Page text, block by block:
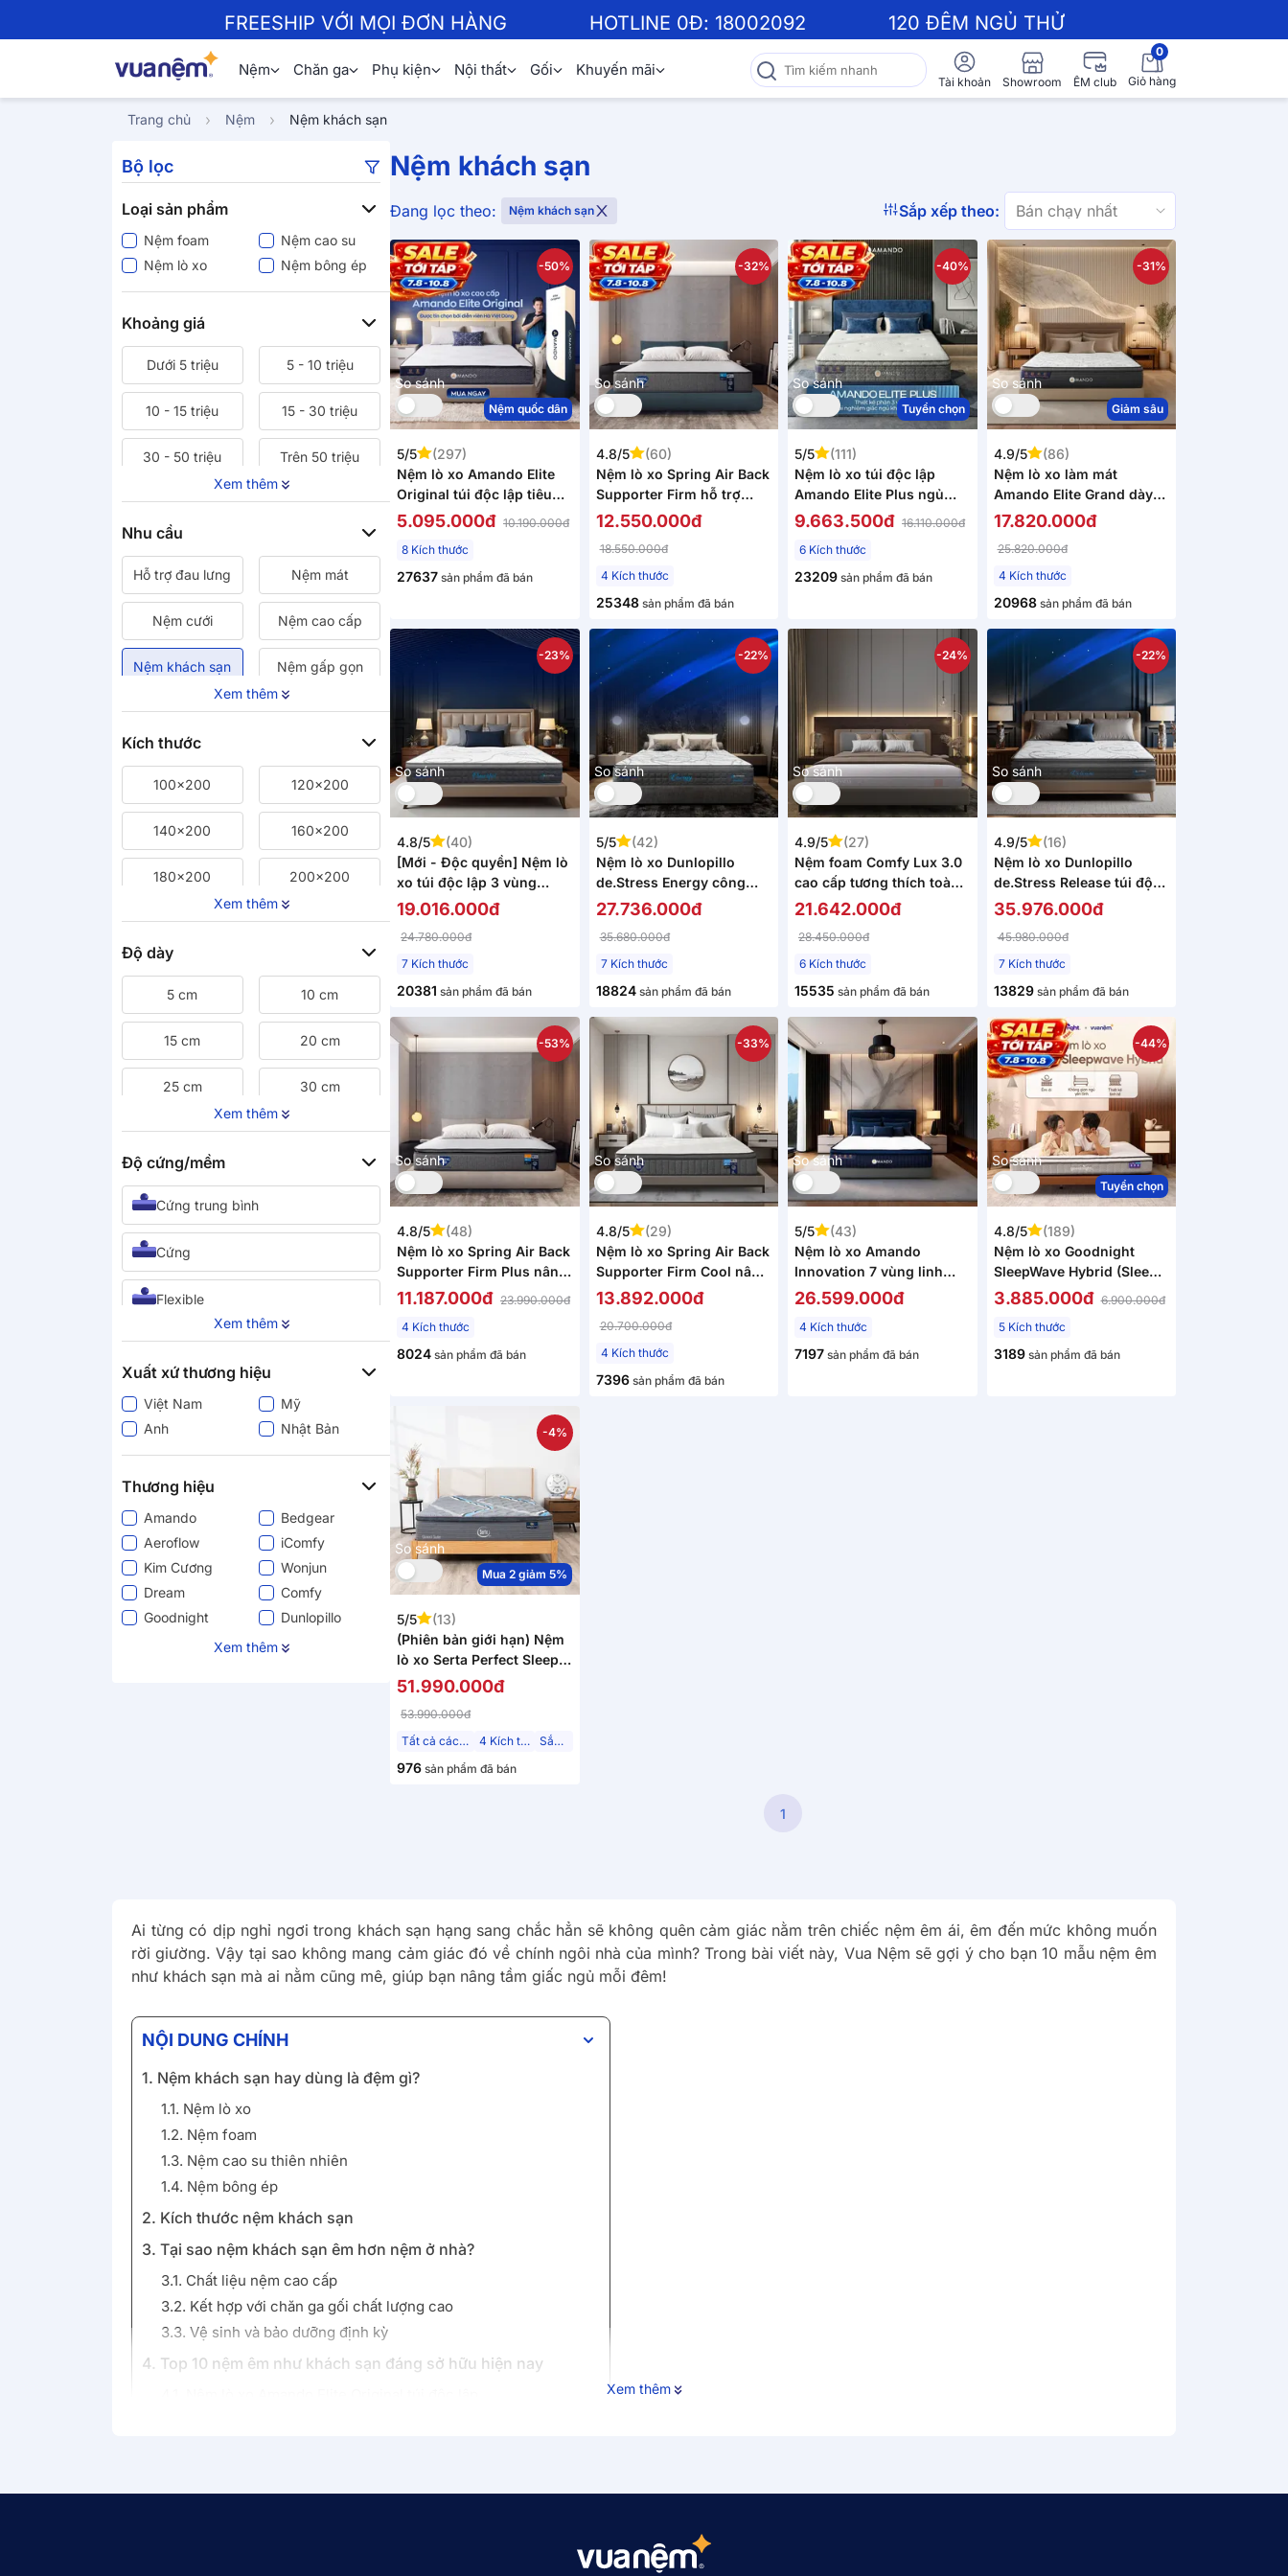
FREESHIP VỚI MỌI ĐƠN HÀNG HOTLINE 0Đ: 18002092 120 ĐÊM NGỦ THỬ
Nệm Chăn ga Phụ kiện Nội thất Gối Khuyến mãi
Tài khoản Showroom ÊM club
0
Giỏ hàng
Trang chủ Nệm Nệm khách sạn
Bộ lọc
Loại sản phẩm
Nệm foam
Nệm cao su
Nệm lò xo
Nệm bông ép
Khoảng giá
Dưới 5 triệu 5 - 10 triệu
10 - 15 triệu 15 - 30 triệu
30 - 50 triệu
Trên 50 triệu
Xem thêm
Nhu cầu
Hỗ trợ đau lưng Nệm mát
Nệm cưới Nệm cao cấp
Nệm khách sạn
Nệm gấp gọn
Xem thêm
Kích thước
100x200 120x200
140x200 160x200
180x200 200x200
220x200
Xem thêm
Độ dày
5 cm 10 cm
15 cm 20 cm
25 cm 30 cm
35 cm Khác
Xem thêm
Độ cứng/mềm
Cứng trung bình
Cứng
Flexible
Mềm Trung Bình
Xem thêm
Xuất xứ thương hiệu
Việt Nam
Mỹ
Anh
Nhật Bản
Thương hiệu
Amando
Bedgear
Aeroflow
iComfy
Kim Cương
Wonjun
Dream
Comfy
Goodnight
Dunlopillo
Emma
Xem thêm
Nệm khách sạn
Đang lọc theo: Nệm khách sạn Sắp xếp theo:
So sánh
-50%
Nệm quốc dân
5/5
(297)
Nệm lò xo Amando Elite
Original túi độc lập tiêu
chuẩn khách sạn 5 sao
5.095.000đ 10.190.000đ
8 Kích thước
27637 sản phẩm đã bán
So sánh
-32%
4.8/5
(60)
Nệm lò xo Spring Air Back
Supporter Firm hỗ trợ
nâng đỡ dày 25cm
12.550.000đ
18.550.000đ
4 Kích thước
25348sản phẩm đã bán
So sánh
-40%
Tuyển chọn
5/5
(111)
Nệm lò xo túi độc lập
Amando Elite Plus ngủ
mát, êm sâu dày 25cm
9.663.500đ 16.110.000đ
6 Kích thước
23209 sản phẩm đã bán
So sánh
-31%
Giảm sâu
4.9/5
(86)
Nệm lò xo làm mát
Amando Elite Grand dày
28cm
17.820.000đ
25.820.000đ
4 Kích thước
20968sản phẩm đã bán
So sánh
-23%
4.8/5
(40)
[Mới - Độc quyền] Nệm lò
xo túi độc lập 3 vùng
Dunlopillo de.Stress
19.016.000đ
24.780.000đ
7 Kích thước
20381 sản phẩm đã bán
So sánh
-22%
5/5
(42)
Nệm lò xo Dunlopillo
de.Stress Energy công
nghệ cách ly chuyển động
27.736.000đ
35.680.000đ
7 Kích thước
18824sản phẩm đã bán
So sánh
-24%
4.9/5
(27)
Nệm foam Comfy Lux 3.0
cao cấp tương thích toàn
diện dày 25cm
21.642.000đ
28.450.000đ
6 Kích thước
15535 sản phẩm đã bán
So sánh
-22%
4.9/5
(16)
Nệm lò xo Dunlopillo
de.Stress Release túi độc
lập phân 5 vùng nâng đỡ
35.976.000đ
45.980.000đ
7 Kích thước
13829sản phẩm đã bán
So sánh
-53%
4.8/5
(48)
Nệm lò xo Spring Air Back
Supporter Firm Plus nâng
đỡ làm mát dày 26cm
11.187.000đ 23.990.000đ
4 Kích thước
8024 sản phẩm đã bán
So sánh
-33%
4.8/5
(29)
Nệm lò xo Spring Air Back
Supporter Firm Cool nâng
đỡ làm mát dày 26cm
13.892.000đ
20.700.000đ
4 Kích thước
7396sản phẩm đã bán
So sánh
5/5
(43)
Nệm lò xo Amando
Innovation 7 vùng linh
hoạt dày 30cm
26.599.000đ
4 Kích thước
7197 sản phẩm đã bán
So sánh
-44%
Tuyển chọn
4.8/5
(189)
Nệm lò xo Goodnight
SleepWave Hybrid (Sleep
Wave 4.0) giảm tiếng ồn
3.885.000đ 6.900.000đ
5 Kích thước
3189sản phẩm đã bán
So sánh
-4%
Mua 2 giảm 5%
5/5
(13)
(Phiên bản giới hạn) Nệm
lò xo Serta Perfect Sleeper
Grand Suite cao cấp
51.990.000đ
53.990.000đ
Tất cả các tư thế
4 Kích thước Sắp về
976 sản phẩm đã bán
1
Ai từng có dịp nghỉ ngơi trong khách sạn hạng sang chắc hẳn sẽ không quên cảm giác nằm trên chiếc nệm êm ái, êm đến mức không muốn
rời giường. Vậy tại sao không mang cảm giác đó về chính ngôi nhà của mình? Trong bài viết này, Vua Nệm sẽ gợi ý cho bạn 10 mẫu nệm êm
như khách sạn mà ai nằm cũng mê, giúp bạn nâng tầm giấc ngủ mỗi đêm!
NỘI DUNG CHÍNH
1. Nệm khách sạn hay dùng là đệm gì?
1.1. Nệm lò xo
1.2. Nệm foam
1.3. Nệm cao su thiên nhiên
1.4. Nệm bông ép
2. Kích thước nệm khách sạn
3. Tại sao nệm khách sạn êm hơn nệm ở nhà?
3.1. Chất liệu nệm cao cấp
3.2. Kết hợp với chăn ga gối chất lượng cao
3.3. Vệ sinh và bảo dưỡng định kỳ
4. Top 10 nệm êm như khách sạn đáng sở hữu hiện nay
4.5. Nệm cao su foam Kim Cương Stella
Xem thêm